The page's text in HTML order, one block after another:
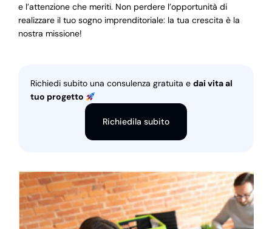
e l’attenzione che meriti. Non perdere l’opportunità di
realizzare il tuo sogno imprenditoriale: la tua crescita è la
nostra missione!
Richiedi subito una consulenza gratuita e dai vita al
tuo progetto
Richiedila subito